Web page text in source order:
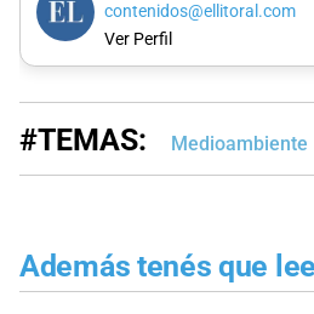
contenidos@ellitoral.com
Ver Perfil
#TEMAS: Medioambiente
Además tenés que